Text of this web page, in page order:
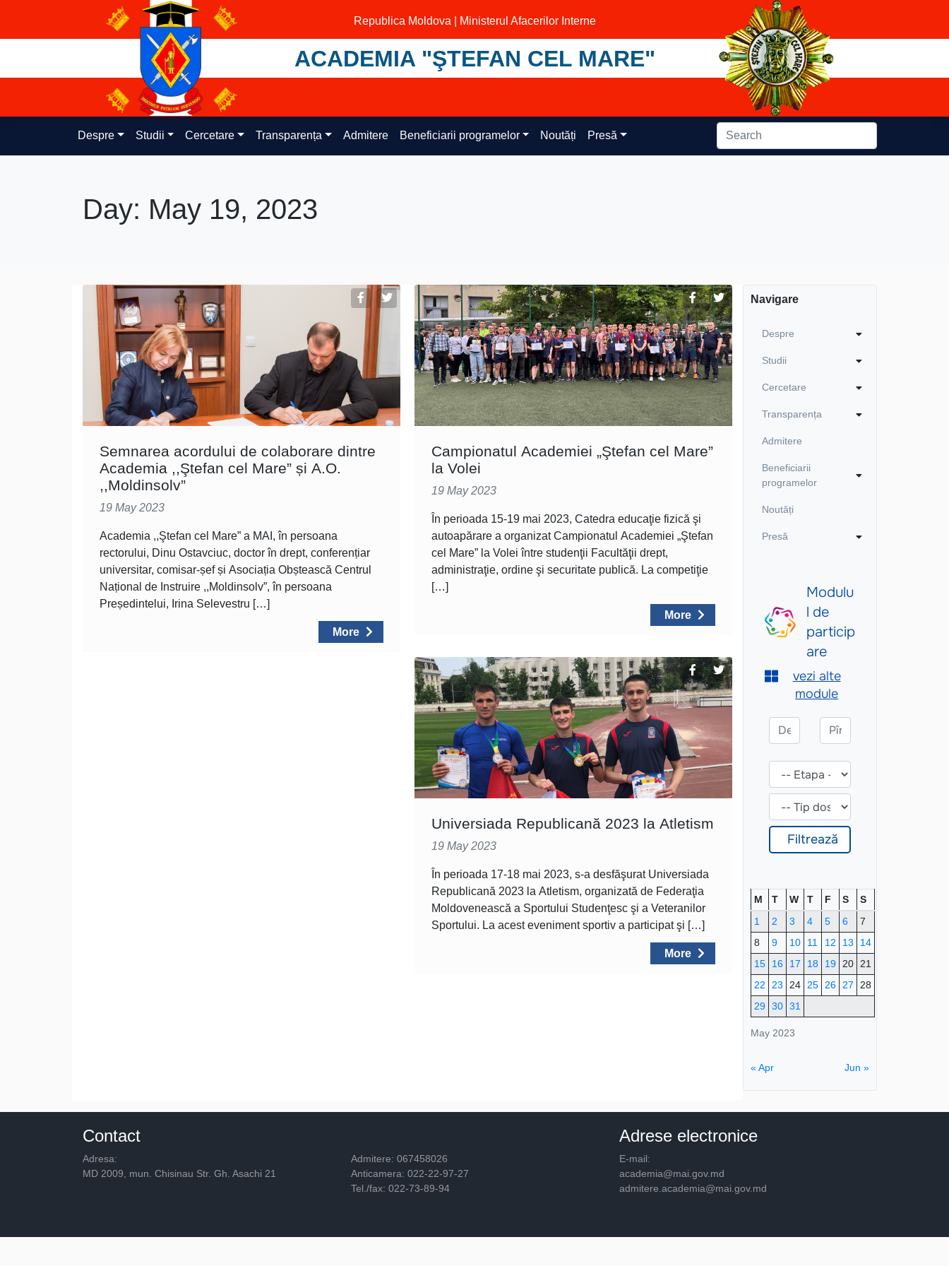
content
Republica Moldova | Ministerul Afacerilor Interne
ACADEMIA "ŞTEFAN CEL MARE"
Despre Studii Cercetare Transparența Admitere Beneficiarii programelor Noutăți Presă
Day: May 19, 2023
Semnarea acordului de colaborare dintre
Academia ,,Ştefan cel Mare” și A.O.
,,Moldinsolv”
19 May 2023
Academia ,,Ştefan cel Mare” a MAI, în persoana
rectorului, Dinu Ostavciuc, doctor în drept, conferențiar
universitar, comisar-șef și Asociația Obștească Centrul
Național de Instruire ,,Moldinsolv”, în persoana
Președintelui, Irina Selevestru […]
More
Campionatul Academiei „Ştefan cel Mare”
la Volei
19 May 2023
În perioada 15-19 mai 2023, Catedra educaţie fizică şi
autoapărare a organizat Campionatul Academiei „Ştefan
cel Mare” la Volei între studenţii Facultăţii drept,
administraţie, ordine şi securitate publică. La competiţie
[…]
More
Universiada Republicană 2023 la Atletism
19 May 2023
În perioada 17-18 mai 2023, s-a desfăşurat Universiada
Republicană 2023 la Atletism, organizată de Federaţia
Moldovenească a Sportului Studenţesc şi a Veteranilor
Sportului. La acest eveniment sportiv a participat şi […]
More
Navigare
Despre
Studii
Cercetare
Transparența
Admitere
Beneficiarii
programelor
Noutăți
Presă
May 2023
M T W T F S
S
1
2 3 4 5 6
7
8
9 10 11 12 13
14
15
16 17 18 19 20
21
22
23 24 25 26 27
28
29 30 31
« Apr Jun »
Contact
Adresa:
MD 2009, mun. Chisinau Str. Gh. Asachi 21
Admitere: 067458026
Anticamera: 022-22-97-27
Tel./fax: 022-73-89-94
Adrese electronice
E-mail:
academia@mai.gov.md
admitere.academia@mai.gov.md